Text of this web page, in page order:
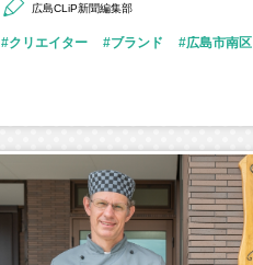
広島CLiP新聞編集部
クリエイター ブランド 広島市南区